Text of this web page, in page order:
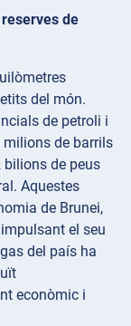
de
del món.
de petroli i
de barrils
bilions de peus
Aquestes
de Brunei,
el seu
del país ha
econòmic i